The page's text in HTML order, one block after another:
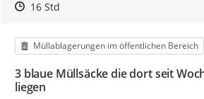
Zeitpunkt des Erstellens
Zeitpunkt des Erstellens
16 StdZur Äußerung
Kategorie
Müllablagerungen im öffentlichen Bereich
3 blaue Müllsäcke die dort seit
liegen